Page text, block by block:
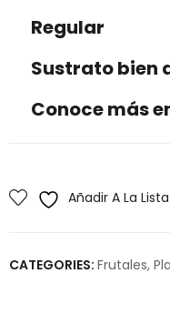
Regular
Sustrato bien
Conoce más
Añadir A La
CATEGORIES: Frutales,